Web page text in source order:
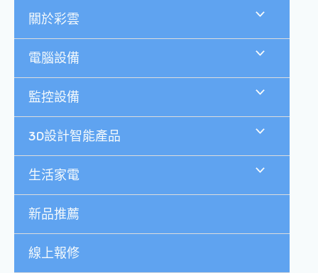
關於彩雲
電腦設備
監控設備
3D設計智能產品
生活家電
新品推薦
線上報修